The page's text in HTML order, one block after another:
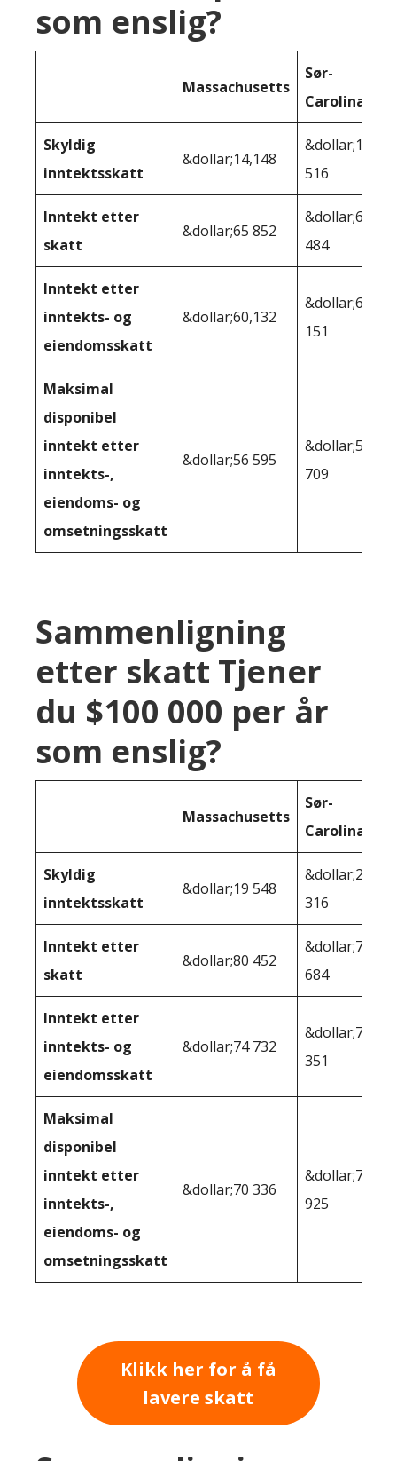
som enslig?
Massachusetts
Sør-
Carolina
Skyldig
inntektsskatt
&dollar;14,148
&dollar;14
516
Inntekt etter
skatt
&dollar;65 852
&dollar;65
484
Inntekt etter
inntekts- og
eiendomsskatt
&dollar;60,132
&dollar;64
151
Maksimal
disponibel
inntekt etter
inntekts-,
eiendoms- og
omsetningsskatt
&dollar;56 595
&dollar;59
709
Sammenligning
etter skatt Tjener
du $100 000 per år
som enslig?
Massachusetts
Sør-
Carolina
Skyldig
inntektsskatt
&dollar;19 548
&dollar;20
316
Inntekt etter
skatt
&dollar;80 452
&dollar;79
684
Inntekt etter
inntekts- og
eiendomsskatt
&dollar;74 732
&dollar;78
351
Maksimal
disponibel
inntekt etter
inntekts-,
eiendoms- og
omsetningsskatt
&dollar;70 336
&dollar;72
925
Klikk her for å få
lavere skatt